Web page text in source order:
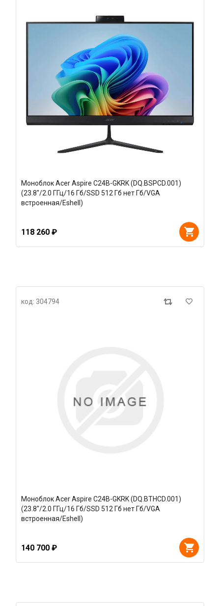
Моноблок Acer Aspire C24B-GKRK (DQ.BSPCD.001)
(23.8"/2.0 ГГц/16 Гб/SSD 512 Гб нет Гб/VGA
встроенная/Eshell)
118 260 ₽
код: 304794
Моноблок Acer Aspire C24B-GKRK (DQ.BTHCD.001)
(23.8"/2.0 ГГц/16 Гб/SSD 512 Гб нет Гб/VGA
встроенная/Eshell)
140 700 ₽